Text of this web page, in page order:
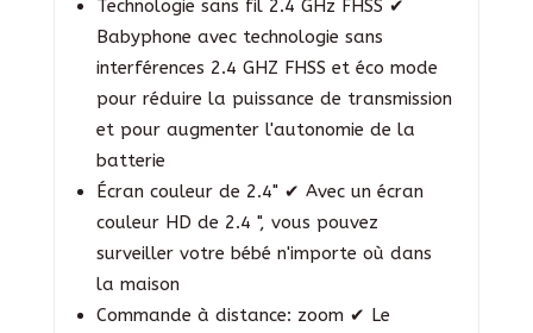
Technologie sans fil 2.4 GHz FHSS ✔
Babyphone avec technologie sans
interférences 2.4 GHZ FHSS et éco mode
pour réduire la puissance de transmission
et pour augmenter l'autonomie de la
batterie
Écran couleur de 2.4" ✔ Avec un écran
couleur HD de 2.4 ", vous pouvez
surveiller votre bébé n'importe où dans
la maison
Commande à distance: zoom ✔ Le